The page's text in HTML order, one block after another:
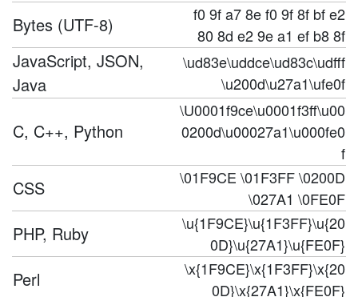
Bytes (UTF-8)
f0 9f a7 8e f0 9f 8f bf e2
80 8d e2 9e a1 ef b8 8f
JavaScript, JSON,
Java
\ud83e\uddce\ud83c\udfff
\u200d\u27a1\ufe0f
C, C++, Python
\U0001f9ce\u0001f3ff\u00
0200d\u00027a1\u000fe0
f
CSS
\01F9CE \01F3FF \0200D
\027A1 \0FE0F
PHP, Ruby
\u{1F9CE}\u{1F3FF}\u{20
0D}\u{27A1}\u{FE0F}
Perl
\x{1F9CE}\x{1F3FF}\x{20
0D}\x{27A1}\x{FE0F}